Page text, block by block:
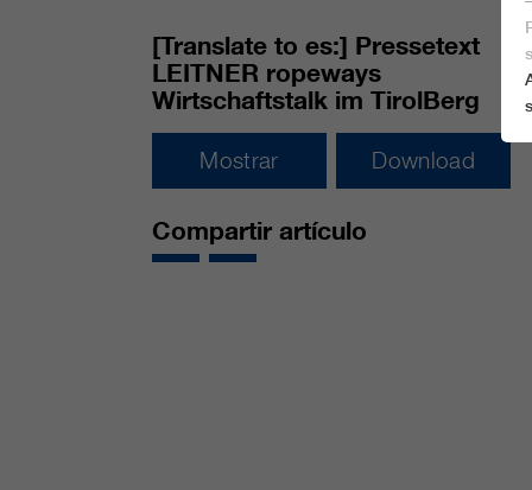
[Translate to es:] Pressetext
LEITNER ropeways
Wirtschaftstalk im TirolBerg
Mostrar Download
Compartir artículo